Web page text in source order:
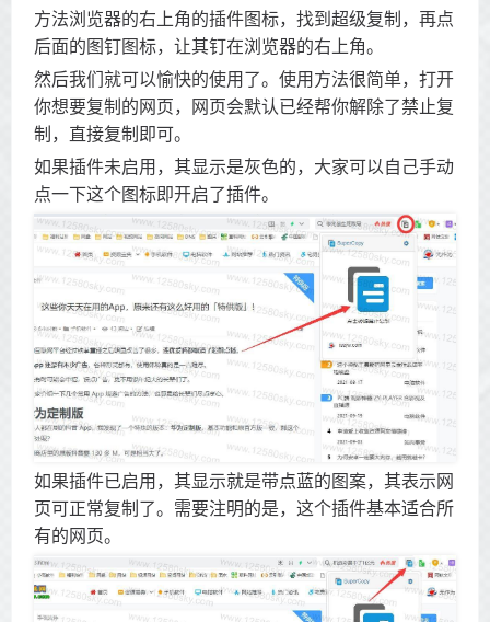
方法浏览器的右上角的插件图标，找到超级复制，再点
后面的图钉图标，让其钉在浏览器的右上角。
然后我们就可以愉快的使用了。使用方法很简单，打开
你想要复制的网页，网页会默认已经帮你解除了禁止复
制，直接复制即可。
如果插件未启用，其显示是灰色的，大家可以自己手动
点一下这个图标即开启了插件。
如果插件已启用，其显示就是带点蓝的图案，其表示网
页可正常复制了。需要注明的是，这个插件基本适合所
有的网页。